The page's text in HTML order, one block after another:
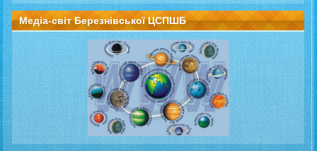
Медіа-світ Березнівської ЦСПШБ